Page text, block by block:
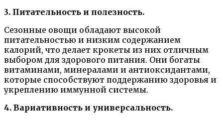
3. Питательность и полезность.
Сезонные овощи обладают высокой
питательностью и низким содержанием
калорий, что делает крокеты из них отличным
выбором для здорового питания. Они богаты
витаминами, минералами и антиоксидантами,
которые способствуют поддержанию здоровья и
укреплению иммунной системы.
4. Вариативность и универсальность.